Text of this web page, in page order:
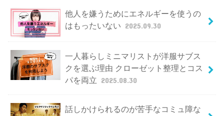
他人を嫌うためにエネルギーを使うの
はもったいない 2025.09.30
一人暮らしミニマリストが洋服サブス
クを選ぶ理由 クローゼット整理とコス
パを両立 2025.08.30
話しかけられるのが苦手なコミュ障な